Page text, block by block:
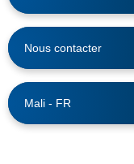
Nous contacter
Mali - FR